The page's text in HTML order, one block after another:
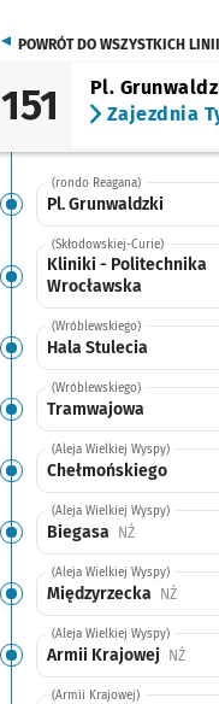
POWRÓT DO WSZYSTKICH LINII
151
Pl.
Zajezdnia
(rondo Reagana)
Pl. Grunwaldzki
(Skłodowskiej-Curie)
Kliniki - Politechnika
Wrocławska
(Wróblewskiego)
Hala Stulecia
(Wróblewskiego)
Tramwajowa
(Aleja Wielkiej Wyspy)
Chełmońskiego
(Aleja Wielkiej Wyspy)
Biegasa NŻPrzystanek
(Aleja Wielkiej Wyspy)
Międzyrzecka NŻ
(Aleja Wielkiej Wyspy)
Armii Krajowej NŻ
(Armii Krajowej)